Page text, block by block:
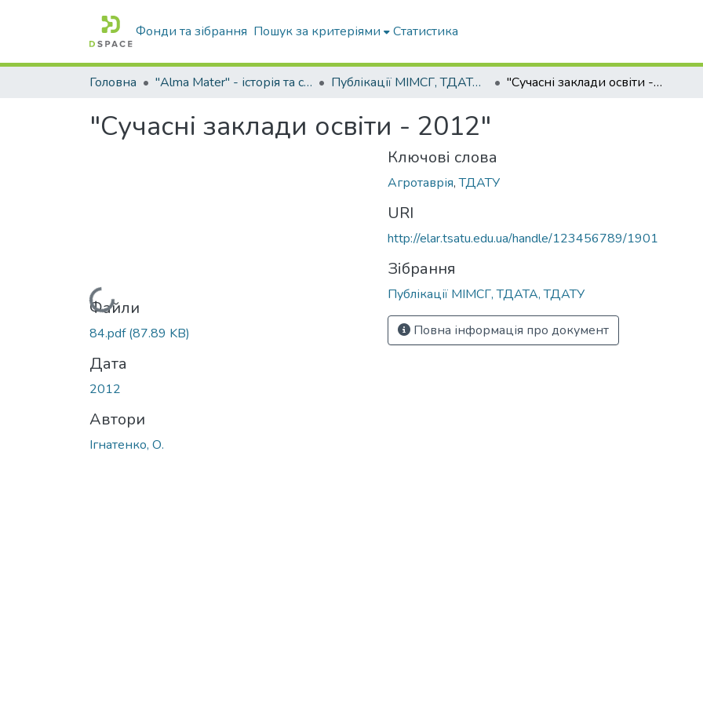
Фонди та зібрання Пошук за критеріями Статистика
Головна "Alma Mater" - історія та сьогодення Університету Публікації МІМСГ, ТДАТА, ТДАТУ "Сучасні заклади освіти - 2012"
"Сучасні заклади освіти - 2012"
Вантажиться...
Файли
84.pdf(87.89 KB)
Дата
2012
Автори
Ігнатенко, О.
Ключові слова
Агротаврія,ТДАТУ
URI
http://elar.tsatu.edu.ua/handle/123456789/1901
Зібрання
Публікації МІМСГ, ТДАТА, ТДАТУ
Повна інформація про документ